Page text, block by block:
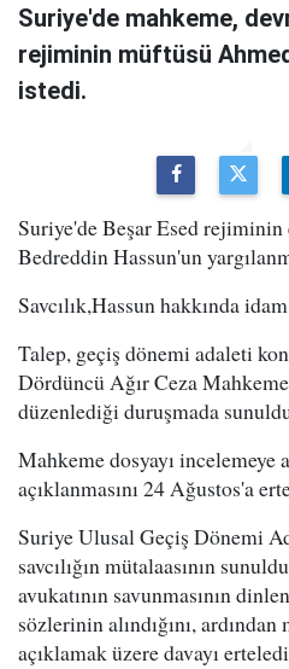
Suriye'de mahkeme,
rejiminin müftüsü
istedi.
Suriye'de Beşar Esed
Bedreddin Hassun'un
Savcılık,Hassun hakkında
Talep, geçiş dönemi adaleti
Dördüncü Ağır Ceza
düzenlediği duruşmada
Mahkeme dosyayı incelemeye
açıklanmasını 24 Ağustos'a
Suriye Ulusal Geçiş Dönemi
savcılığın mütalaasının
avukatının savunmasının
sözlerinin alındığını,
açıklamak üzere davayı